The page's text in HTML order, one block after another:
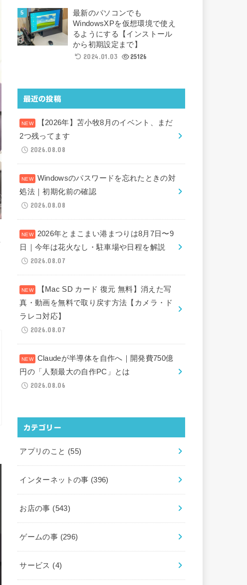
最新のパソコンでも
WindowsXPを仮想環境で使え
るようにする【インストール
から初期設定まで】
2024.01.03
25126
最近の投稿
【2026年】苫小牧8月のイベント、まだ
2つ残ってます
2026.08.08
Windowsのパスワードを忘れたときの対
処法｜初期化前の確認
2026.08.08
2026年とまこまい港まつりは8月7日〜9
日｜今年は花火なし・駐車場や日程を解説
2026.08.07
【Mac SD カード 復元 無料】消えた写
真・動画を無料で取り戻す方法【カメラ・ド
ラレコ対応】
2026.08.07
Claudeが半導体を自作へ｜開発費750億
円の「人類最大の自作PC」とは
2026.08.06
カテゴリー
アプリのこと (55)
インターネットの事 (396)
お店の事 (543)
ゲームの事 (296)
サービス (4)